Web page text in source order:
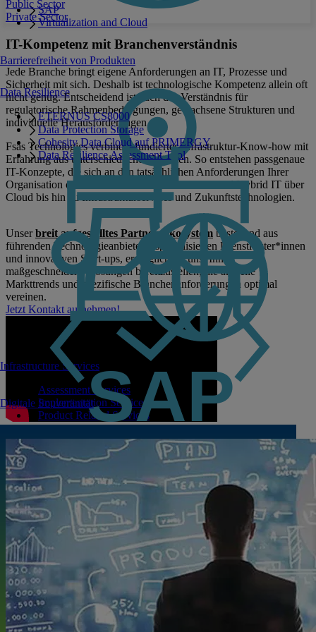
SAP
Virtualization and Cloud
Infrastructure Services
Assessment Services
Implementation Services
Product Related Services
Infrastructure Related Services
Data Resilience
ETERNUS CS8000
Data Protection Storage
Cohesity Data Cloud auf PRIMERGY
Data Resilience Assessment Tool
SAP Solutions and Services
SAP Edge Integration Cell
PRIMEFLEX for SAP HANA
PRIMEFLEX for SAP Landscapes
Barrierefreiheit von Produkten
Digitale Souveränität
Public Sector
Private Sector
IT-Kompetenz mit Branchenverständnis
Jede Branche bringt eigene Anforderungen an IT, Prozesse und
Sicherheit mit sich. Deshalb ist technologische Kompetenz allein oft
nicht genug. Entscheidend ist auch das Verständnis für
regulatorische Rahmenbedingungen, gewachsene Strukturen und
individuelle Herausforderungen.
Fsas Technologies verbindet fundiertes Infrastruktur-Know-how mit
Erfahrung aus unterschiedlichen Märkten. So entstehen passgenaue
IT-Konzepte, die sich an den tatsächlichen Anforderungen Ihrer
Organisation orientieren – von Rechenzentrum und Hybrid IT über
Cloud bis hin zu Infrastrukturservices und Zukunftstechnologien.
Unserbreit aufgestelltes Partner-Ökosystembestehend aus
führenden Technologieanbietern, spezialisierten Dienstleister*innen
und innovativen Start-ups, ermöglicht es uns, Ihnen
maßgeschneiderte Lösungen bereitzustellen, die aktuelle
Markttrends und spezifische Branchenanforderungen optimal
vereinen.
Jetzt Kontakt aufnehmen!